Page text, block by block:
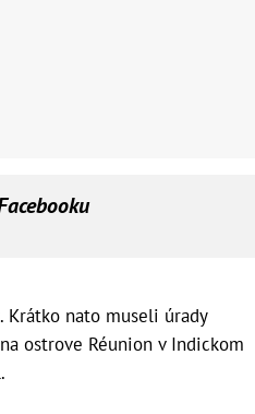
Krátko nato museli úrady
ostrove Réunion v Indickom